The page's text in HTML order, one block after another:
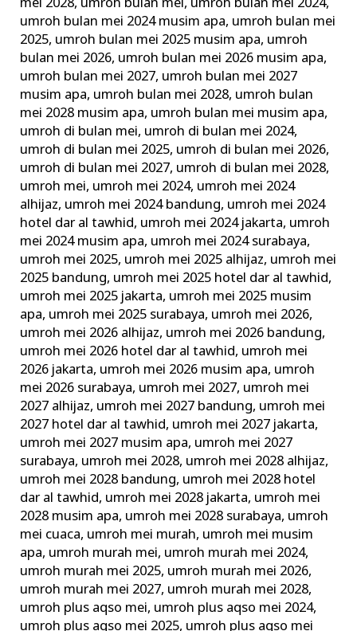
mei 2028, umroh bulan mei, umroh bulan mei 2024,
umroh bulan mei 2024 musim apa, umroh bulan mei
2025, umroh bulan mei 2025 musim apa, umroh
bulan mei 2026, umroh bulan mei 2026 musim apa,
umroh bulan mei 2027, umroh bulan mei 2027
musim apa, umroh bulan mei 2028, umroh bulan
mei 2028 musim apa, umroh bulan mei musim apa,
umroh di bulan mei, umroh di bulan mei 2024,
umroh di bulan mei 2025, umroh di bulan mei 2026,
umroh di bulan mei 2027, umroh di bulan mei 2028,
umroh mei, umroh mei 2024, umroh mei 2024
alhijaz, umroh mei 2024 bandung, umroh mei 2024
hotel dar al tawhid, umroh mei 2024 jakarta, umroh
mei 2024 musim apa, umroh mei 2024 surabaya,
umroh mei 2025, umroh mei 2025 alhijaz, umroh mei
2025 bandung, umroh mei 2025 hotel dar al tawhid,
umroh mei 2025 jakarta, umroh mei 2025 musim
apa, umroh mei 2025 surabaya, umroh mei 2026,
umroh mei 2026 alhijaz, umroh mei 2026 bandung,
umroh mei 2026 hotel dar al tawhid, umroh mei
2026 jakarta, umroh mei 2026 musim apa, umroh
mei 2026 surabaya, umroh mei 2027, umroh mei
2027 alhijaz, umroh mei 2027 bandung, umroh mei
2027 hotel dar al tawhid, umroh mei 2027 jakarta,
umroh mei 2027 musim apa, umroh mei 2027
surabaya, umroh mei 2028, umroh mei 2028 alhijaz,
umroh mei 2028 bandung, umroh mei 2028 hotel
dar al tawhid, umroh mei 2028 jakarta, umroh mei
2028 musim apa, umroh mei 2028 surabaya, umroh
mei cuaca, umroh mei murah, umroh mei musim
apa, umroh murah mei, umroh murah mei 2024,
umroh murah mei 2025, umroh murah mei 2026,
umroh murah mei 2027, umroh murah mei 2028,
umroh plus aqso mei, umroh plus aqso mei 2024,
umroh plus aqso mei 2025, umroh plus aqso mei